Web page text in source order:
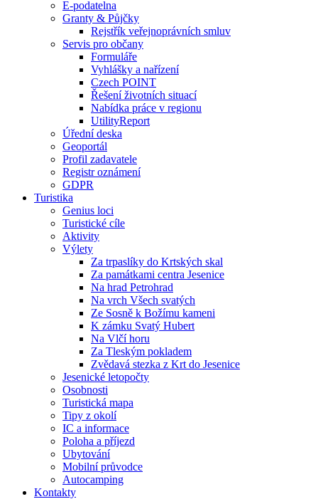
E-podatelna
Granty & Půjčky
Rejstřík veřejnoprávních smluv
Servis pro občany
Formuláře
Vyhlášky a nařízení
Czech POINT
Řešení životních situací
Nabídka práce v regionu
UtilityReport
Úřední deska
Geoportál
Profil zadavatele
Registr oznámení
GDPR
Turistika
Genius loci
Turistické cíle
Aktivity
Výlety
Za trpaslíky do Krtských skal
Za památkami centra Jesenice
Na hrad Petrohrad
Na vrch Všech svatých
Ze Sosně k Božímu kameni
K zámku Svatý Hubert
Na Vlčí horu
Za Tleským pokladem
Zvědavá stezka z Krt do Jesenice
Jesenické letopočty
Osobnosti
Turistická mapa
Tipy z okolí
IC a informace
Poloha a příjezd
Ubytování
Mobilní průvodce
Autocamping
Kontakty